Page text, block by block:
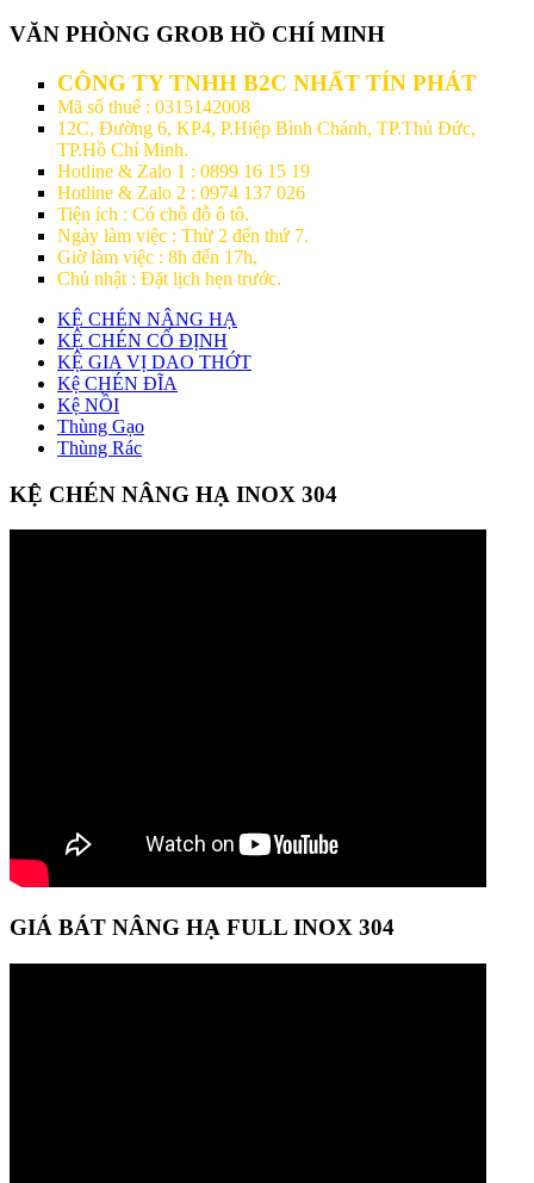
VĂN PHÒNG GROB HỒ CHÍ MINH
CÔNG TY TNHH B2C NHẤT TÍN PHÁT
Mã số thuế : 0315142008
12C, Đường 6, KP4, P.Hiệp Bình Chánh, TP.Thủ Đức,
TP.Hồ Chí Minh.
Hotline & Zalo 1 : 0899 16 15 19
Hotline & Zalo 2 : 0974 137 026
Tiện ích : Có chỗ đỗ ô tô.
Ngày làm việc : Thừ 2 đến thứ 7.
Giờ làm việc : 8h đến 17h,
Chủ nhật : Đặt lịch hẹn trước.
KỆ CHÉN NÂNG HẠ
KỆ CHÉN CỐ ĐỊNH
KỆ GIA VỊ DAO THỚT
Kệ CHÉN ĐĨA
Kệ NỒI
Thùng Gạo
Thùng Rác
KỆ CHÉN NÂNG HẠ INOX 304
GIÁ BÁT NÂNG HẠ FULL INOX 304